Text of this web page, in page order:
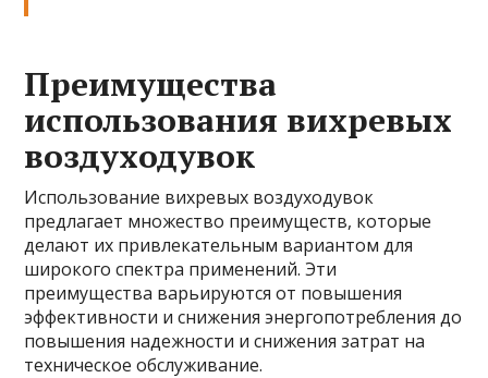
Преимущества
использования вихревых
воздуходувок
Использование вихревых воздуходувок
предлагает множество преимуществ, которые
делают их привлекательным вариантом для
широкого спектра применений. Эти
преимущества варьируются от повышения
эффективности и снижения энергопотребления до
повышения надежности и снижения затрат на
техническое обслуживание.